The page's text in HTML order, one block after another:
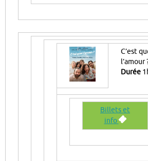
C’est
l’amour
Durée
Billets et
info